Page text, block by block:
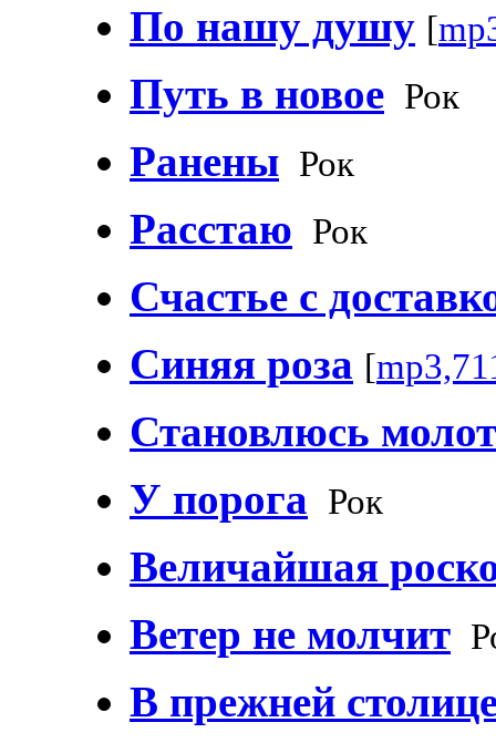
По нашу душу [
Путь в новое Рок
Ранены Рок
Расстаю Рок
Счастье с
Синяя роза [
Становлюсь
У порога Рок
Величайшая
Ветер не молчит
В прежней